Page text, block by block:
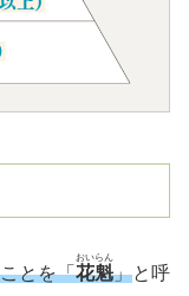
とを「花魁
おいらん
」と呼